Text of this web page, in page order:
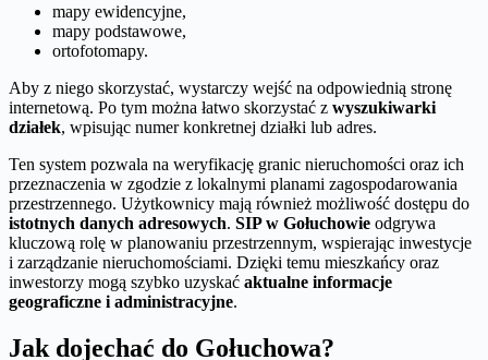
mapy ewidencyjne,
mapy podstawowe,
ortofotomapy.
Aby z niego skorzystać, wystarczy wejść na odpowiednią stronę
internetową. Po tym można łatwo skorzystać z wyszukiwarki
działek, wpisując numer konkretnej działki lub adres.
Ten system pozwala na weryfikację granic nieruchomości oraz ich
przeznaczenia w zgodzie z lokalnymi planami zagospodarowania
przestrzennego. Użytkownicy mają również możliwość dostępu do
istotnych danych adresowych. SIP w Gołuchowie odgrywa
kluczową rolę w planowaniu przestrzennym, wspierając inwestycje
i zarządzanie nieruchomościami. Dzięki temu mieszkańcy oraz
inwestorzy mogą szybko uzyskać aktualne informacje
geograficzne i administracyjne.
Jak dojechać do Gołuchowa?